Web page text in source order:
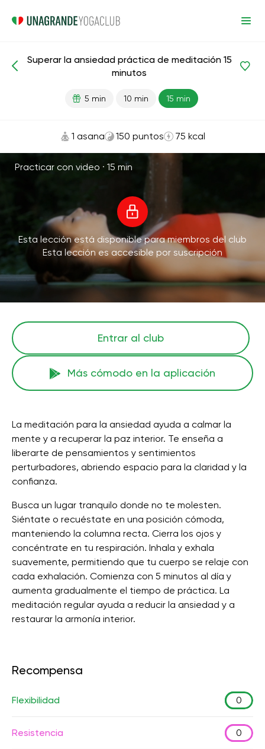
Meditaciones y respiración Antiestrés
Superar la ansiedad práctica de meditación 15
minutos
5 min 10 min 15 min
1 asana 150 puntos 75 kcal
Practicar con video · 15 min
Esta lección está disponible para miembros del club
Esta lección es accesible por suscripción
Entrar al club
Más cómodo en la aplicación
La meditación para la ansiedad ayuda a calmar la
mente y a recuperar la paz interior. Te enseña a
liberarte de pensamientos y sentimientos
perturbadores, abriendo espacio para la claridad y la
confianza.
Busca un lugar tranquilo donde no te molesten.
Siéntate o recuéstate en una posición cómoda,
manteniendo la columna recta. Cierra los ojos y
concéntrate en tu respiración. Inhala y exhala
suavemente, permitiendo que tu cuerpo se relaje con
cada exhalación. Comienza con 5 minutos al día y
aumenta gradualmente el tiempo de práctica. La
meditación regular ayuda a reducir la ansiedad y a
restaurar la armonía interior.
Recompensa
Flexibilidad 0
Resistencia 0